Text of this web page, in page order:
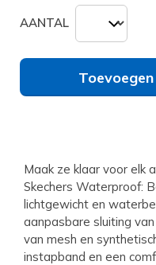
AANTAL
Maak ze klaar voor elk
Skechers Waterproof:
lichtgewicht en
aanpasbare sluiting
van mesh en
instapband en een